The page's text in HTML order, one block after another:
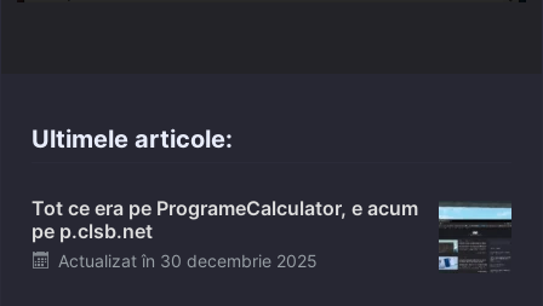
Ultimele articole:
Tot ce era pe ProgrameCalculator, e acum
pe p.clsb.net
Posted
Actualizat în 30 decembrie 2025